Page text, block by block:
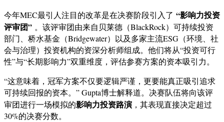
今年MEC最引人注目的改革是在决赛阶段引入了 “影响力投资
评审团” 。该评审团由来自贝莱德（BlackRock）可持续投资
部门、桥水基金（Bridgewater）以及多家主流ESG（环境、社
会与治理）投资机构的资深分析师组成。他们将从“投资可行
性”与“长期影响力”双重维度，评估参赛方案的资本吸引力。
“这意味着，冠军方案不仅要逻辑严谨，更要能真正吸引追求
可持续回报的资本。” Gupta博士解释道。决赛队伍将向该评
审团进行一场模拟的影响力投资路演 ，其表现直接决定超过
30%的决赛分数。